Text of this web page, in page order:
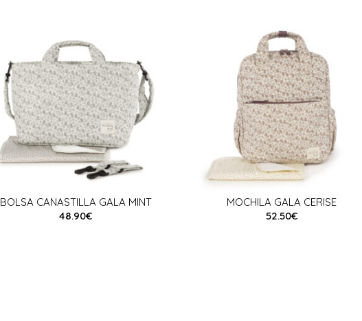
BOLSA CANASTILLA GALA MINT
48.90€
MOCHILA GALA CERISE
52.50€